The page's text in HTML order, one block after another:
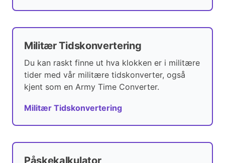
Militær Tidskonvertering
Du kan raskt finne ut hva klokken er i militære
tider med vår militære tidskonverter, også
kjent som en Army Time Converter.
Militær Tidskonvertering